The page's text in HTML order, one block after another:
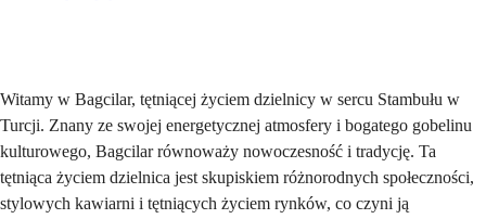
Witamy w Bagcilar, tętniącej życiem dzielnicy w sercu Stambułu w
Turcji. Znany ze swojej energetycznej atmosfery i bogatego gobelinu
kulturowego, Bagcilar równoważy nowoczesność i tradycję. Ta
tętniąca życiem dzielnica jest skupiskiem różnorodnych społeczności,
stylowych kawiarni i tętniących życiem rynków, co czyni ją